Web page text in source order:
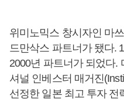
위미노믹스 창시자인 마
드만삭스 파트너가 됐다.
2000년 파트너가 되었다.
셔널 인베스터 매거진
선정한 일본 최고 투자